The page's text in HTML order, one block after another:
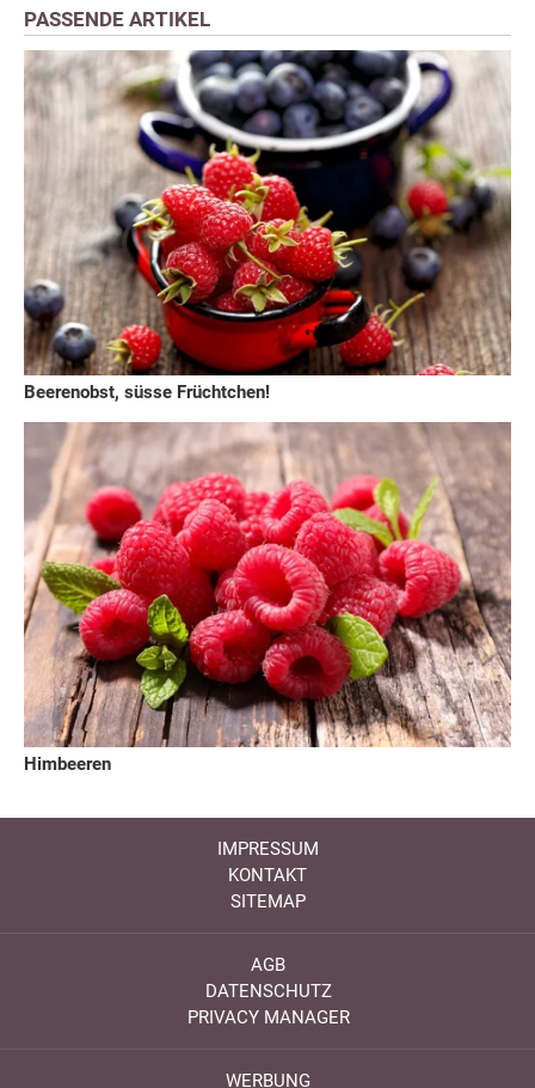
PASSENDE ARTIKEL
Beerenobst, süsse Früchtchen!
Himbeeren
IMPRESSUM
KONTAKT
SITEMAP
AGB
DATENSCHUTZ
PRIVACY MANAGER
WERBUNG